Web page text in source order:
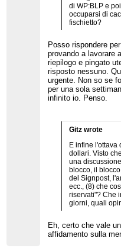
di WP:BLP e
occuparsi di
fischietto?
Posso rispondere
provando a lavorare
riepilogo e pingato
risposto nessuno.
urgente. Non so se
per una sola
infinito io. Penso.
Gitz wrote
E infine l'ottava
dollari. Visto
una
blocco, il
del Signpost,
ecc., (8) che
riservati"? Che
giorni, quali
Eh, certo che vale
affidamento sulla